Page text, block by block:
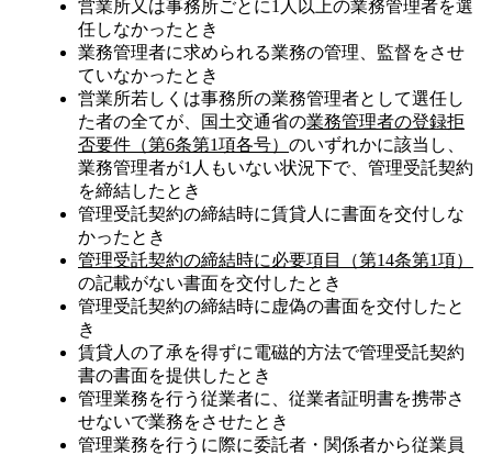
営業所又は事務所ごとに1人以上の業務管理者を選
任しなかったとき
業務管理者に求められる業務の管理、監督をさせ
ていなかったとき
営業所若しくは事務所の業務管理者として選任し
た者の全てが、国土交通省の業務管理者の登録拒
否要件（第6条第1項各号） のいずれかに該当し、
業務管理者が1人もいない状況下で、管理受託契約
を締結したとき
管理受託契約の締結時に賃貸人に書面を交付しな
かったとき
管理受託契約の締結時に必要項目（第14条第1項）
の記載がない書面を交付したとき
管理受託契約の締結時に虚偽の書面を交付したと
き
賃貸人の了承を得ずに電磁的方法で管理受託契約
書の書面を提供したとき
管理業務を行う従業者に、従業者証明書を携帯さ
せないで業務をさせたとき
管理業務を行うに際に委託者・関係者から従業員